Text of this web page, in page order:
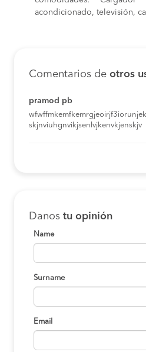
acondicionado, televisión,
Comentarios de otros
pramod pb
skjnviuhgnvikjsenlvjkenvkjenskjv
Danos tu opinión
Name
Surname
Email